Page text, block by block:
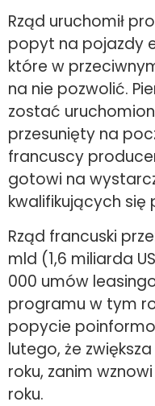
Rząd uruchomił
popyt na pojazdy
które w
na nie pozwolić.
zostać
przesunięty na
francuscy
gotowi na
kwalifikujących się
Rząd francuski
mld (1,6 miliarda
000 umów
programu w tym
popycie
lutego, że
roku, zanim
roku.